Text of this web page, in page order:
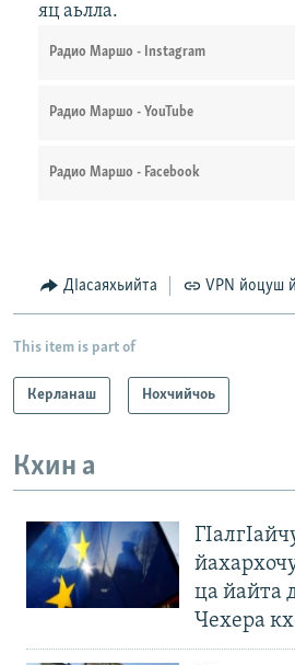
яц аьлла.
Радио Маршо - Instagram
Радио Маршо - YouTube
Радио Маршо - Facebook
ДIасаяхьийта VPN йоцуш
This item is part of
Керланаш Нохчийчоь
Кхин а
ца йайта
Чехера